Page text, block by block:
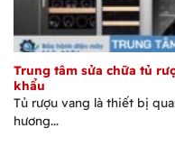
Trung tâm sửa chữa tủ
khẩu
Tủ rượu vang là thiết bị
hương...